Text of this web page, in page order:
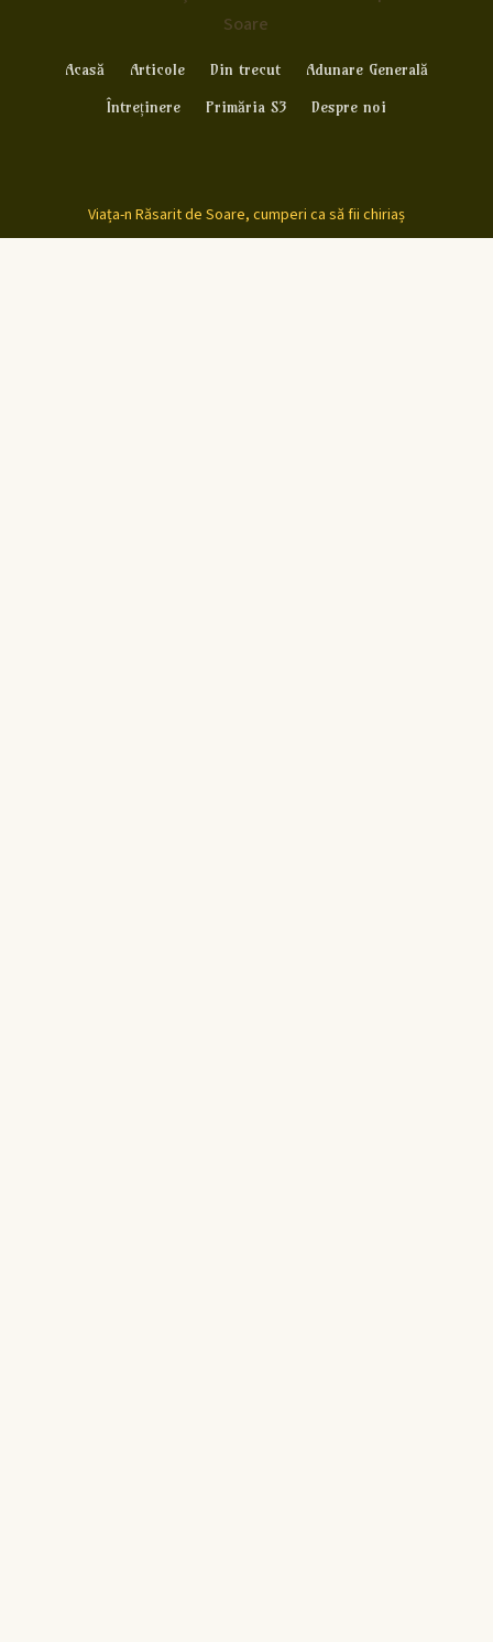
Soare
Acasă Articole Din trecut
Adunare Generală
Întreținere
Primăria S3 Despre noi
Viața-n Răsarit de Soare, cumperi ca să fii chiriaș